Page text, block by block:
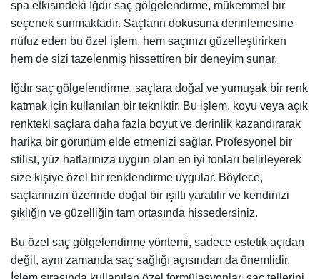
spa etkisindeki Iğdır saç gölgelendirme, mükemmel bir
seçenek sunmaktadır. Saçların dokusuna derinlemesine
nüfuz eden bu özel işlem, hem saçınızı güzelleştirirken
hem de sizi tazelenmiş hissettiren bir deneyim sunar.
Iğdır saç gölgelendirme, saçlara doğal ve yumuşak bir renk
katmak için kullanılan bir tekniktir. Bu işlem, koyu veya açık
renkteki saçlara daha fazla boyut ve derinlik kazandırarak
harika bir görünüm elde etmenizi sağlar. Profesyonel bir
stilist, yüz hatlarınıza uygun olan en iyi tonları belirleyerek
size kişiye özel bir renklendirme uygular. Böylece,
saçlarınızın üzerinde doğal bir ışıltı yaratılır ve kendinizi
şıklığın ve güzelliğin tam ortasında hissedersiniz.
Bu özel saç gölgelendirme yöntemi, sadece estetik açıdan
değil, aynı zamanda saç sağlığı açısından da önemlidir.